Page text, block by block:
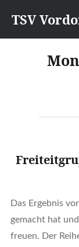
zumTSV
Das Ergebnis
gemacht hat
freuen. Der